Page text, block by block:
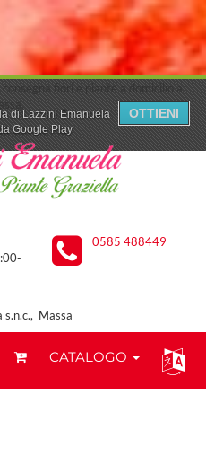
di Lazzini Emanuela
Google Play
OTTIENI
fiori e piante a domicilio a
0585 488449
s.n.c., Massa
CATALOGO